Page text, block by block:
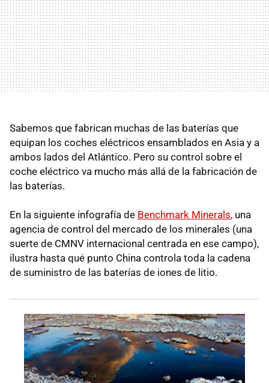
Sabemos que fabrican muchas de las baterías que
equipan los coches eléctricos ensamblados en Asia y a
ambos lados del Atlántico. Pero su control sobre el
coche eléctrico va mucho más allá de la fabricación de
las baterías.
En la siguiente infografía de Benchmark Minerals, una
agencia de control del mercado de los minerales (una
suerte de CMNV internacional centrada en ese campo),
ilustra hasta qué punto China controla toda la cadena
de suministro de las baterías de iones de litio.